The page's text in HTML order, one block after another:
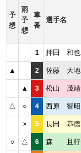
予
想
雨
予
想
車
番
選手名
1 押田 和也
▲ 2 佐藤 大地
▲ 3 松山 茂靖
△ ○ 4 西原 智昭
× 5 長田 恭徳
○ △ 6 森 且行